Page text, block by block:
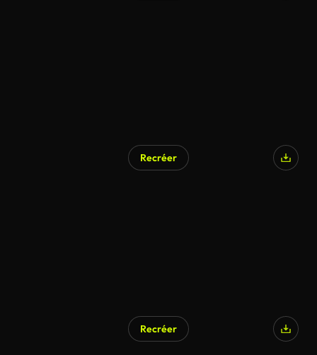
Recréer
Recréer